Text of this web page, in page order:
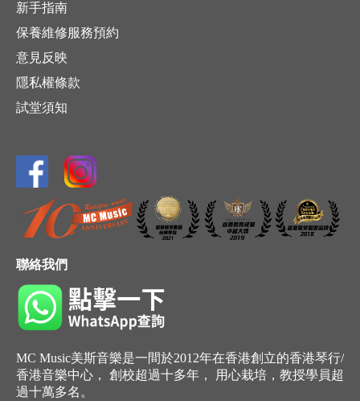
新手指南
保養維修服務預約
意見反映
隱私權條款
試堂須知
聯絡我們
MC Music美斯音樂是一間於2012年在香港創立的香港琴行/
香港音樂中心， 創校超過十多年， 用心栽培，教授學員超
過十萬多名。